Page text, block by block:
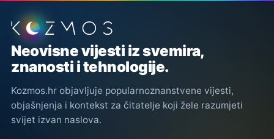
Podnožje stranice
Neovisne vijesti iz svemira,
znanosti i tehnologije.
Kozmos.hr objavljuje popularnoznanstvene vijesti,
objašnjenja i kontekst za čitatelje koji žele razumjeti
svijet izvan naslova.